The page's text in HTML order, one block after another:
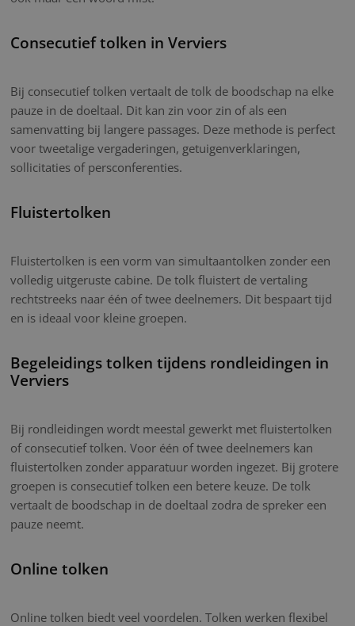
Consecutief tolken in Verviers
Bij consecutief tolken vertaalt de tolk de boodschap na elke
pauze in de doeltaal. Dit kan zin voor zin of als een
samenvatting bij langere passages. Deze methode is perfect
voor tweetalige vergaderingen, getuigenverklaringen,
sollicitaties of persconferenties.
Fluistertolken
Fluistertolken is een vorm van simultaantolken zonder een
volledig uitgeruste cabine. De tolk fluistert de vertaling
rechtstreeks naar één of twee deelnemers. Dit bespaart tijd
en is ideaal voor kleine groepen.
Begeleidings tolken tijdens rondleidingen in
Verviers
Bij rondleidingen wordt meestal gewerkt met fluistertolken
of consecutief tolken. Voor één of twee deelnemers kan
fluistertolken zonder apparatuur worden ingezet. Bij grotere
groepen is consecutief tolken een betere keuze. De tolk
vertaalt de boodschap in de doeltaal zodra de spreker een
pauze neemt.
Online tolken
Online tolken biedt veel voordelen. Tolken werken flexibel